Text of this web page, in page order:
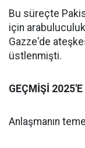
Bu süreçte
için
Gazze'de
üstlenmişti.
GEÇMİŞİ 2025'E
Anlaşmanın